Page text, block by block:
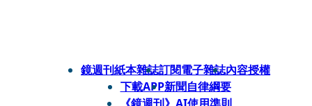
鏡週刊紙本雜誌訂閱電子雜誌內容授權
下載APP新聞自律綱要